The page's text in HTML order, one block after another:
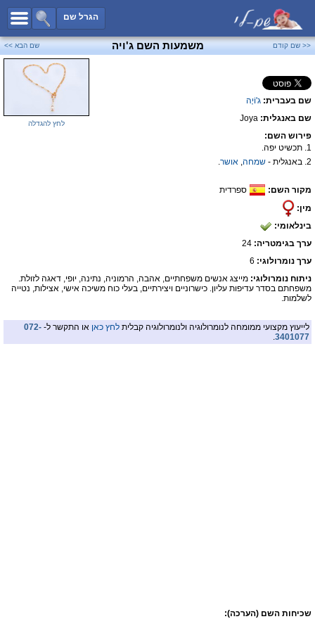
הגרל שם
כל השמות
שמות לבנים
שמות לבנות
שמות משותפים
שמות נפוצים
פייסבוק
<< שם קודם משמעות השם ג'ויה שם הבא >>
שם בעברית: ג'וֹיָה
שם באנגלית: Joya
פירוש השם:
1. תכשיט יפה.
2. באנגלית -
שמחה, אושר.
מקור השם:
ספרדית
מין:
בינלאומי:
ערך בגימטריה:
ערך נומרולוגי: 6
לחץ להגדלה
ניתוח נומרולוגי: מייצג אנשים משפחתיים, אהבה, הרמוניה, נתינה, יופי, דאגה לזולת.
משפחתם בסדר עדיפות עליון. כישרוניים ויצירתיים, בעלי כוח משיכה אישי, אצילות, נטייה
לשלמות.
לייעוץ מקצועי ממומחה לנומרולוגיה ולנומרולוגיה קבלית לחץ כאן או התקשר ל- 072-
3401077
.
שכיחות השם (הערכה):